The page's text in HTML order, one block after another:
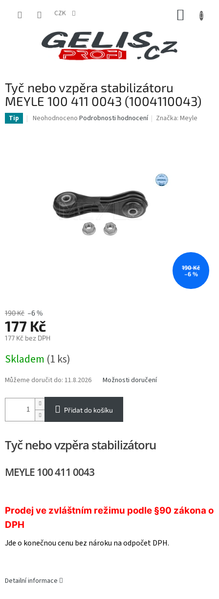
CZK
Tyč nebo vzpěra stabilizátoru
MEYLE 100 411 0043 (1004110043)
Tip
Průměrné
Neohodnoceno Podrobnosti hodnocení Značka:Meyle
190 Kč
–6 %
190 Kč –6 %
177 Kč
177 Kč bez DPH
cena:
Skladem (1 ks)
Můžeme doručit do: 11.8.2026 Možnosti doručení
Přidat do košíku
Tyč nebo vzpěra stabilizátoru
MEYLE 100 411 0043
Prodej ve zvláštním režimu podle §90 zákona o
DPH
Jde o konečnou cenu bez nároku na odpočet DPH.
Detailní informace